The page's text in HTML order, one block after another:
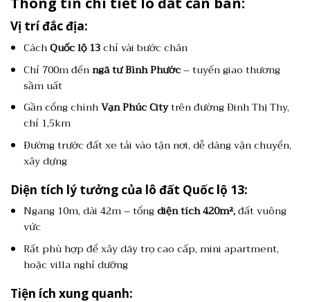
Vị trí đắc địa:
CáchQuốc lộ 13chỉ vài bước chân
Chỉ 700m đếnngã tư Bình Phước– tuyến giao thương
sầm uất
Gần cổng chínhVạn Phúc Citytrên đường Đinh Thị Thy,
chỉ 1,5km
Đường trước đất xe tải vào tận nơi, dễ dàng vận chuyển,
xây dựng
Diện tích lý tưởng của lô đất Quốc lộ 13:
Ngang 10m, dài 42m – tổng diện tích 420m²,đất vuông
vức
Rất phù hợp để xây dãy trọ cao cấp, mini apartment,
hoặc villa nghỉ dưỡng
Tiện ích xung quanh: